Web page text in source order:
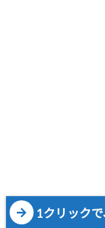
1クリック